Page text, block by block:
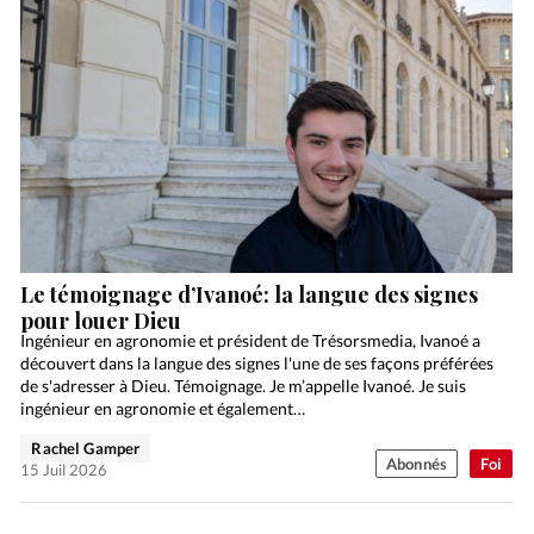
Foi
Le témoignage d’Ivanoé: la langue des signes
pour louer Dieu
Ingénieur en agronomie et président de Trésorsmedia, Ivanoé a
découvert dans la langue des signes l'une de ses façons préférées
de s'adresser à Dieu. Témoignage. Je m’appelle Ivanoé. Je suis
ingénieur en agronomie et également…
Rachel Gamper
15 Juil 2026
Abonnés